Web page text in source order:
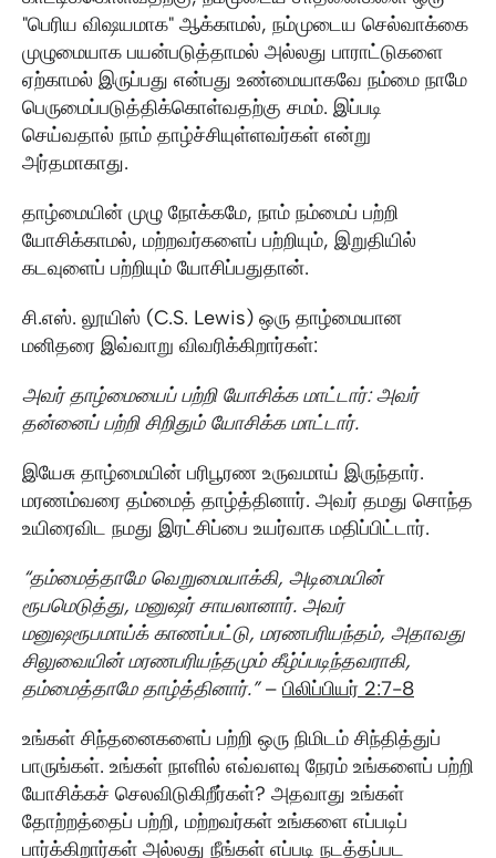
"பெரிய விஷயமாக" ஆக்காமல், நம்முடைய செல்வாக்கை
முழுமையாக பயன்படுத்தாமல் அல்லது பாராட்டுகளை
ஏற்காமல் இருப்பது என்பது உண்மையாகவே நம்மை நாமே
பெருமைப்படுத்திக்கொள்வதற்கு சமம். இப்படி
செய்வதால் நாம் தாழ்ச்சியுள்ளவர்கள் என்று
அர்தமாகாது.
தாழ்மையின் முழு நோக்கமே, நாம் நம்மைப் பற்றி
யோசிக்காமல், மற்றவர்களைப் பற்றியும், இறுதியில்
கடவுளைப் பற்றியும் யோசிப்பதுதான்.
சி.எஸ். லூயிஸ் (C.S. Lewis) ஒரு தாழ்மையான
மனிதரை இவ்வாறு விவரிக்கிறார்கள்:
அவர் தாழ்மையைப் பற்றி யோசிக்க மாட்டார்: அவர்
தன்னைப் பற்றி சிறிதும் யோசிக்க மாட்டார்.
இயேசு தாழ்மையின் பரிபூரண உருவமாய் இருந்தார்.
மரணம்வரை தம்மைத் தாழ்த்தினார். அவர் தமது சொந்த
உயிரைவிட நமது இரட்சிப்பை உயர்வாக மதிப்பிட்டார்.
“தம்மைத்தாமே வெறுமையாக்கி, அடிமையின்
ரூபமெடுத்து, மனுஷர் சாயலானார். அவர்
மனுஷரூபமாய்க் காணப்பட்டு, மரணபரியந்தம், அதாவது
சிலுவையின் மரணபரியந்தமும் கீழ்ப்படிந்தவராகி,
தம்மைத்தாமே தாழ்த்தினார்.”– பிலிப்பியர் 2:7-8
உங்கள் சிந்தனைகளைப் பற்றி ஒரு நிமிடம் சிந்தித்துப்
பாருங்கள். உங்கள் நாளில் எவ்வளவு நேரம் உங்களைப் பற்றி
யோசிக்கச் செலவிடுகிறீர்கள்? அதவாது உங்கள்
தோற்றத்தைப் பற்றி, மற்றவர்கள் உங்களை எப்படிப்
பார்க்கிறார்கள் அல்லது நீங்கள் எப்படி நடத்தப்பட